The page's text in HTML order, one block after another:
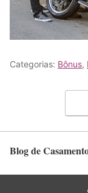
Categorias: Bônus,
Blog de